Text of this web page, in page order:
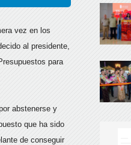
vez en los
al presidente,
para
abstenerse y
que ha sido
de conseguir